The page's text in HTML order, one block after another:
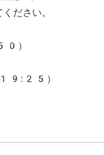
ださい。
）
19:25）